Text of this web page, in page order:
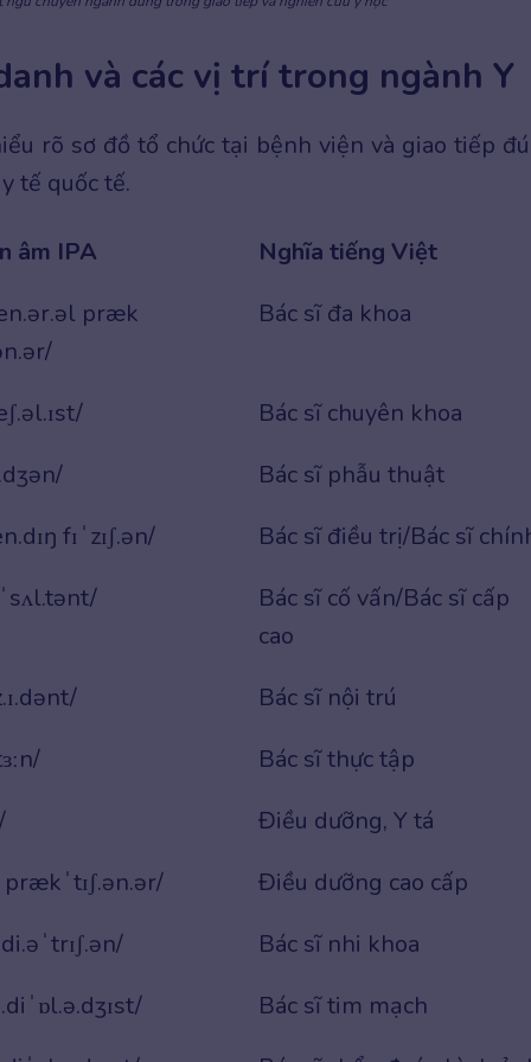
và các vị trí trong ngành Y
rõ sơ đồ tổ chức tại bệnh viện và giao tiếp
tế quốc tế.
âm IPA
Nghĩa tiếng Việt
præk
Bác sĩ đa khoa
Bác sĩ chuyên khoa
Bác sĩ phẫu thuật
fɪˈzɪʃ.ən/
Bác sĩ điều trị/Bác sĩ
Bác sĩ cố vấn/Bác sĩ cấp
cao
Bác sĩ nội trú
Bác sĩ thực tập
Điều dưỡng, Y tá
prækˈtɪʃ.ən.ər/
Điều dưỡng cao cấp
Bác sĩ nhi khoa
Bác sĩ tim mạch